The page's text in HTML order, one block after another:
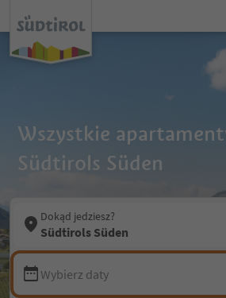
Wszystkie
Südtirols Süden
Dokąd jedziesz?
Südtirols Süden
Wybierz daty